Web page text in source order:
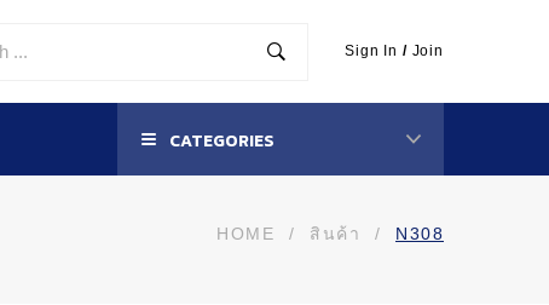
Sign In / Join
CATEGORIES
HOME / สินค้า / N308